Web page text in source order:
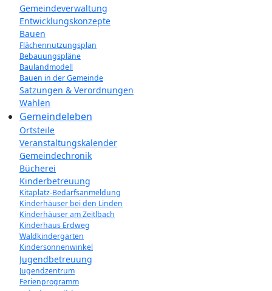
Gemeindeverwaltung
Entwicklungskonzepte
Bauen
Flächennutzungsplan
Bebauungspläne
Baulandmodell
Bauen in der Gemeinde
Satzungen & Verordnungen
Wahlen
Gemeindeleben
Ortsteile
Veranstaltungskalender
Gemeindechronik
Bücherei
Kinderbetreuung
Kitaplatz-Bedarfsanmeldung
Kinderhäuser bei den Linden
Kinderhäuser am Zeitlbach
Kinderhaus Erdweg
Waldkindergarten
Kindersonnenwinkel
Jugendbetreuung
Jugendzentrum
Ferienprogramm